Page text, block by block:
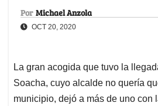
Por Michael Anzola
OCT 20, 2020
La gran acogida que tuvo la
Soacha, cuyo alcalde no quería
municipio, dejó a más de uno con